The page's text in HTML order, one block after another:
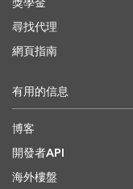
尋找代理
網頁指南
有用的信息
博客
開發者API
海外樓盤